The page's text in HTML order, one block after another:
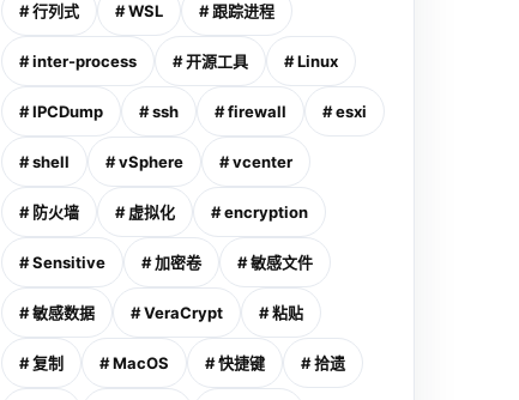
# 行列式 # WSL # 跟踪进程
# inter-process # 开源工具 # Linux
# IPCDump # ssh # firewall # esxi
# shell # vSphere # vcenter
# 防火墙 # 虚拟化 # encryption
# Sensitive # 加密卷 # 敏感文件
# 敏感数据 # VeraCrypt # 粘贴
# 复制 # MacOS # 快捷键 # 拾遗